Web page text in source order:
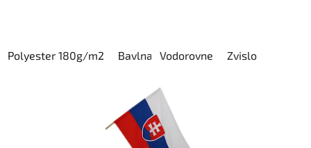
Polyester 180g/m2 Bavlna Vodorovne Zvislo